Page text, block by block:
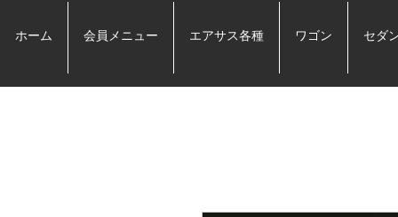
ホーム 会員メニュー エアサス各種 ワゴン セダ